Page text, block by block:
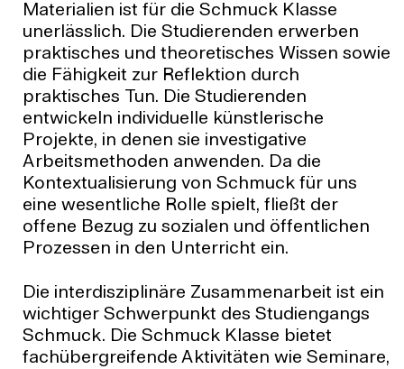
Materialien ist für die Schmuck Klasse
unerlässlich. Die Studierenden erwerben
praktisches und theoretisches Wissen sowie
die Fähigkeit zur Reflektion durch
praktisches Tun. Die Studierenden
entwickeln individuelle künstlerische
Projekte, in denen sie investigative
Arbeitsmethoden anwenden. Da die
Kontextualisierung von Schmuck für uns
eine wesentliche Rolle spielt, fließt der
offene Bezug zu sozialen und öffentlichen
Prozessen in den Unterricht ein.
Die interdisziplinäre Zusammenarbeit ist ein
wichtiger Schwerpunkt des Studiengangs
Schmuck. Die Schmuck Klasse bietet
fachübergreifende Aktivitäten wie Seminare,